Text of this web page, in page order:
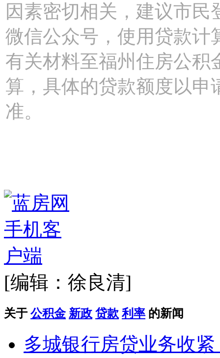
因素密切相关，建议市
微信公众号，使用贷款计
有关材料至福州住房公积
算，具体的贷款额度以申
准。
[编辑：徐良清]
关于 公积金 新政 贷款 利率 的新闻
多城银行房贷业务收